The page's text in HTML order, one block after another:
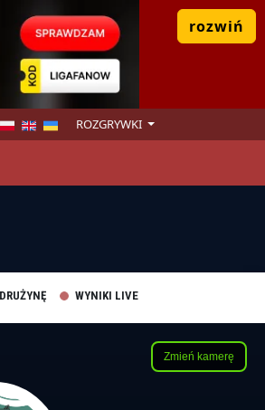
rozwiń
ROZGRYWKI
WYNIKI LIVE
Zmień kamerę